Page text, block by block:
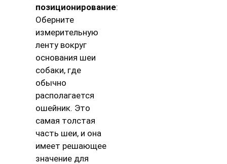
позиционирование:
Оберните
измерительную
ленту вокруг
основания шеи
собаки, где
обычно
располагается
ошейник. Это
самая толстая
часть шеи, и она
имеет решающее
значение для